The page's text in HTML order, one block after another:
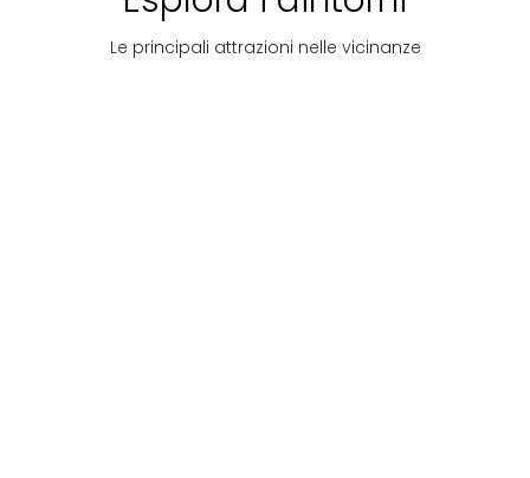
Le principali attrazioni nelle vicinanze